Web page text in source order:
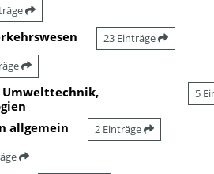
23 Einträge
Umwelttechnik,
5
allgemein 2 Einträge